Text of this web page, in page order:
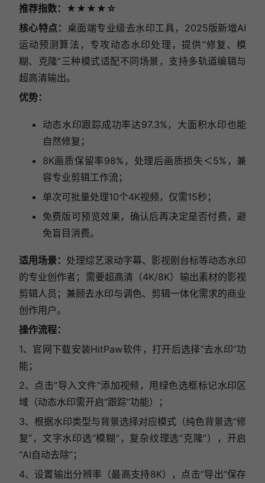
推荐指数：★★★★☆
核心特点： 桌面端专业级去水印工具，2025版新增AI
运动预测算法，专攻动态水印处理，提供“修复、模
糊、克隆”三种模式适配不同场景，支持多轨道编辑与
超高清输出。
优势：
动态水印跟踪成功率达97.3%，大面积水印也能
自然修复；
8K画质保留率98%，处理后画质损失＜5%，兼
容专业剪辑工作流；
单次可批量处理10个4K视频，仅需15秒；
免费版可预览效果，确认后再决定是否付费，避
免盲目消费。
适用场景： 处理综艺滚动字幕、影视剧台标等动态水印
的专业创作者；需要超高清（4K/8K）输出素材的影视
剪辑人员；兼顾去水印与调色、剪辑一体化需求的商业
创作用户。
操作流程：
1、官网下载安装HitPaw软件，打开后选择“去水印”功
能；
2、点击“导入文件”添加视频，用绿色选框标记水印区
域（动态水印需开启“跟踪”功能）；
3、根据水印类型与背景选择对应模式（纯色背景选“修
复”，文字水印选“模糊”，复杂纹理选“克隆”），开启
“AI自动去除”；
4、设置输出分辨率（最高支持8K），点击“导出”保存